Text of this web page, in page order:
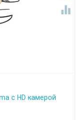

с HD камерой